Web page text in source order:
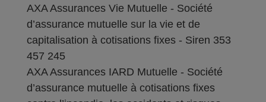
AXA Assurances Vie Mutuelle - Société
d’assurance mutuelle sur la vie et de
capitalisation à cotisations fixes - Siren 353
457 245
AXA Assurances IARD Mutuelle - Société
d’assurance mutuelle à cotisations fixes